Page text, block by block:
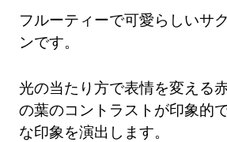
フルーティーで可愛らしいサ
ンです。
光の当たり方で表情を変える
の葉のコントラストが印象的
な印象を演出します。